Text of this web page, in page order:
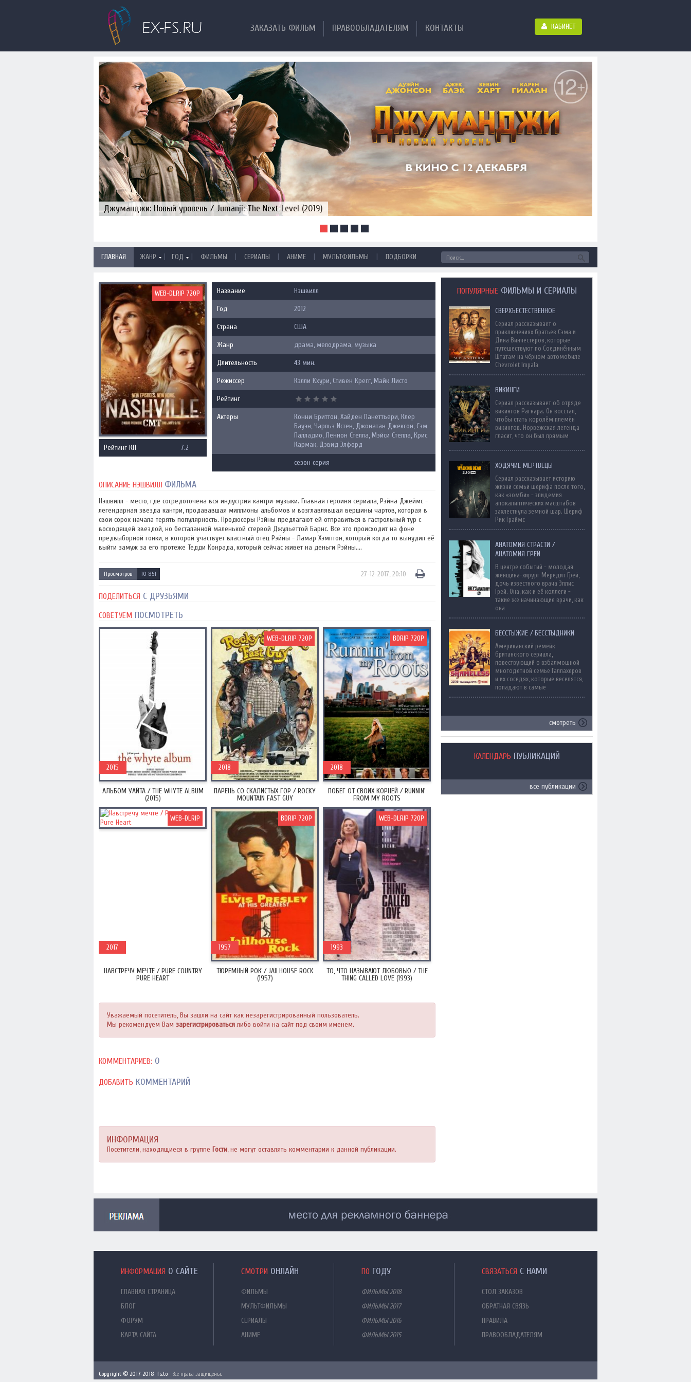
ЗАКАЗАТЬ ФИЛЬМ ПРАВООБЛАДАТЕЛЯМ КОНТАКТЫ КАБИНЕТ
Джуманджи: Новый уровень / Jumanji: The Next Level (2019)
ГЛАВНАЯ ЖАНР | ГОД | ФИЛЬМЫ | СЕРИАЛЫ | АНИМЕ | МУЛЬТФИЛЬМЫ | ПОДБОРКИ
WEB-DLRIP 720P
Рейтинг КП 7.2
Название Нэшвилл
Год 2012
Страна США
Жанр драма, мелодрама, музыка
Длительность 43 мин.
Режиссер Кэлли Кхури, Стивен Крегг, Майк Листо
Рейтинг
Актеры
Конни Бриттон, Хайден Панеттьери, Клер
Бауэн, Чарльз Истен, Джонатан Джексон, Сэм
Палладио, Леннон Стелла, Мэйси Стелла, Крис
Кармак, Дэвид Элфорд
сезон серия
ОПИСАНИЕ НЭШВИЛЛ ФИЛЬМА
Нэшвилл - место, где сосредоточена вся индустрия кантри-музыки. Главная героиня сериала, Рэйна Джеймс -
легендарная звезда кантри, продававшая миллионы альбомов и возглавлявшая вершины чартов, которая в
свои сорок начала терять популярность. Продюсеры Рэйны предлагают ей отправиться в гастрольный тур с
восходящей звездой, но бесталанной маленькой стервой Джульеттой Барнс. Все это происходит на фоне
предвыборной гонки, в которой участвует властный отец Рэйны - Ламар Хэмптон, который когда то вынудил её
выйти замуж за его протеже Тедди Конрада, который сейчас живет на деньги Рэйны....
Просмотров 10 851 27-12-2017, 20:10
ПОДЕЛИТЬСЯ С ДРУЗЬЯМИ
СОВЕТУЕМ ПОСМОТРЕТЬ
АЛЬБОМ УАЙТА / THE WHYTE ALBUM
(2015)
2015
ПАРЕНЬ СО СКАЛИСТЫХ ГОР / ROCKY
MOUNTAIN FAST GUY
2018
WEB-DLRIP 720P
ПОБЕГ ОТ СВОИХ КОРНЕЙ / RUNNIN'
FROM MY ROOTS
2018
BDRIP 720P
НАВСТРЕЧУ МЕЧТЕ / PURE COUNTRY
PURE HEART
2017
WEB-DLRIP
ТЮРЕМНЫЙ РОК / JAILHOUSE ROCK
(1957)
1957
BDRIP 720P
ТО, ЧТО НАЗЫВАЮТ ЛЮБОВЬЮ / THE
THING CALLED LOVE (1993)
1993
WEB-DLRIP 720P
Уважаемый посетитель, Вы зашли на сайт как незарегистрированный пользователь.
Мы рекомендуем Вам зарегистрироватьсялибо войти на сайт под своим именем.
КОММЕНТАРИЕВ: 0
ДОБАВИТЬ КОММЕНТАРИЙ
ИНФОРМАЦИЯ
Посетители, находящиеся в группе Гости, не могут оставлять комментарии к данной публикации.
ПОПУЛЯРНЫЕ ФИЛЬМЫ И СЕРИАЛЫ
СВЕРХЪЕСТЕСТВЕННОЕ
Сериал рассказывает о
приключениях братьев Сэма и
Дина Винчестеров, которые
путешествуют по Соединённым
Штатам на чёрном автомобиле
Chevrolet Impala
ВИКИНГИ
Сериал рассказывает об отряде
викингов Рагнара. Он восстал,
чтобы стать королём племён
викингов. Норвежская легенда
гласит, что он был прямым
ХОДЯЧИЕ МЕРТВЕЦЫ
Сериал рассказывает историю
жизни семьи шерифа после того,
как «зомби» - эпидемия
апокалиптических масштабов
захлестнула земной шар. Шериф
Рик Граймс
АНАТОМИЯ СТРАСТИ /
АНАТОМИЯ ГРЕЙ
В центре событий - молодая
женщина-хирург Мередит Грей,
дочь известного врача Эллис
Грей. Она, как и её коллеги -
такие же начинающие врачи, как
она
БЕССТЫЖИЕ / БЕССТЫДНИКИ
Американский ремейк
британского сериала,
повествующий о взбалмошной
многодетной семье Галлахеров
и их соседях, которые веселятся,
попадают в самые
смотреть
КАЛЕНДАРЬ ПУБЛИКАЦИЙ
все публикации
ИНФОРМАЦИЯ О САЙТЕ
ГЛАВНАЯ СТРАНИЦА
БЛОГ
ФОРУМ
КАРТА САЙТА
СМОТРИ ОНЛАЙН
ФИЛЬМЫ
МУЛЬТФИЛЬМЫ
СЕРИАЛЫ
АНИМЕ
ПО ГОДУ
ФИЛЬМЫ 2018
ФИЛЬМЫ 2017
ФИЛЬМЫ 2016
ФИЛЬМЫ 2015
СВЯЗАТЬСЯ С НАМИ
СТОЛ ЗАКАЗОВ
ОБРАТНАЯ СВЯЗЬ
ПРАВИЛА
ПРАВООБЛАДАТЕЛЯМ
Copyright © 2017-2018 fs.to Все права защищены.